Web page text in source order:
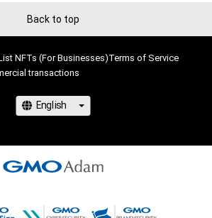
トしました。
ティリゾートもてぎで開催されるスー
別投票を実施。そして、11月16日よりフ
イナルステージに進出します。
テージで開催するAdam byGMO日本レー
Back to top
NFTs (For Businesses)Terms of Service
transactions